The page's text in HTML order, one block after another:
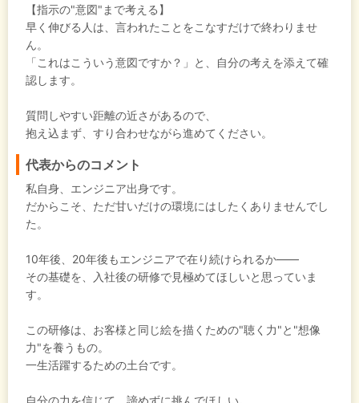
【指示の"意図"まで考える】
早く伸びる人は、言われたことをこなすだけで終わりませ
ん。
「これはこういう意図ですか？」と、自分の考えを添えて確
認します。
質問しやすい距離の近さがあるので、
抱え込まず、すり合わせながら進めてください。
代表からのコメント
私自身、エンジニア出身です。
だからこそ、ただ甘いだけの環境にはしたくありませんでし
た。
10年後、20年後もエンジニアで在り続けられるか——
その基礎を、入社後の研修で見極めてほしいと思っていま
す。
この研修は、お客様と同じ絵を描くための"聴く力"と"想像
力"を養うもの。
一生活躍するための土台です。